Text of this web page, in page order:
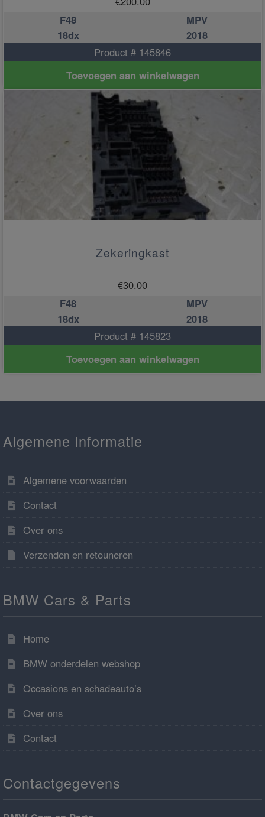
F48
MPV
18dx
2018
Product # 145846
Toevoegen aan winkelwagen
Zekeringkast
€30.00
F48
MPV
18dx
2018
Product # 145823
Toevoegen aan winkelwagen
Algemene informatie
Algemene voorwaarden
Contact
Over ons
Verzenden en retouneren
BMW Cars & Parts
Home
BMW onderdelen webshop
Occasions en schadeauto’s
Over ons
Contact
Contactgegevens